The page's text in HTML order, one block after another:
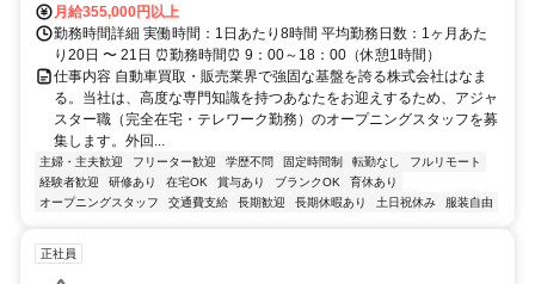
月給355,000円以上
勤務時間詳細 実働時間：1日あたり8時間 平均勤務日数：1ヶ月あた
り20日 〜 21日 ⏰勤務時間⏰ 9：00～18：00（休憩1時間）
仕事内容 自動車買取・販売業界で強固な基盤を誇る株式会社はなま
る。当社は、高度な専門知識を持つあなたをお迎えするため、アジャ
スター職（完全在宅・テレワーク勤務）のオープニングスタッフを募
集します。外回...
主婦・主夫歓迎 フリーター歓迎 学歴不問 固定時間制 転勤なし
フルリモート
経験者歓迎
研修あり 在宅OK 賞与あり ブランクOK
育休あり
オープニングスタッフ
交通費支給 長期歓迎 長期休暇あり 土日祝休み 服装自由
正社員